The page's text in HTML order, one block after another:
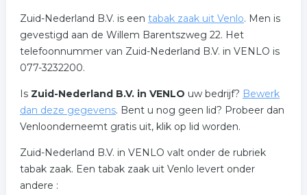
Zuid-Nederland B.V. is een tabak zaak uit Venlo. Men is
gevestigd aan de Willem Barentszweg 22. Het
telefoonnummer van Zuid-Nederland B.V. in VENLO is
077-3232200.
Is Zuid-Nederland B.V. in VENLO uw bedrijf? Bewerk
dan deze gegevens. Bent u nog geen lid? Probeer dan
Venloonderneemt gratis uit, klik op lid worden.
Zuid-Nederland B.V. in VENLO valt onder de rubriek
tabak zaak. Een tabak zaak uit Venlo levert onder
andere :